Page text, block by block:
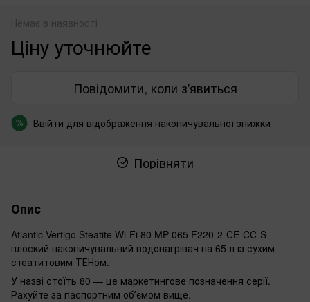
Немає в наявності
Ціну уточнюйте
Повідомити, коли з'явиться
% Ввійти для відображення накопичувальної знижки
Порівняти
Опис
Atlantic Vertigo Steatite Wi-Fi 80 MP 065 F220-2-CE-CC-S —
плоский накопичувальний водонагрівач на 65 л із сухим
стеатитовим ТЕНом.
У назві стоїть 80 — це маркетингове позначення серії.
Рахуйте за паспортним обʼємом вище.